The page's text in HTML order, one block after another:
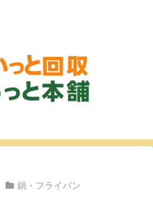
鍋・フライパン